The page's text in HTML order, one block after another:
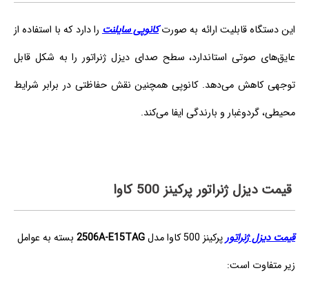
این دستگاه قابلیت ارائه به صورتکانوپی سایلنت را دارد که با استفاده از
عایق‌های صوتی استاندارد، سطح صدای دیزل ژنراتور را به شکل قابل
توجهی کاهش می‌دهد. کانوپی همچنین نقش حفاظتی در برابر شرایط
محیطی، گردوغبار و بارندگی ایفا می‌کند.
قیمت دیزل ژنراتور پرکینز 500 کاوا
قیمت دیزل ژنراتورپرکینز 500 کاوا مدل 2506A-E15TAG بسته به عوامل
زیر متفاوت است: